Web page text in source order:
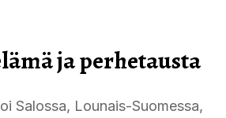
ja perhetausta
Salossa, Lounais-Suomessa,